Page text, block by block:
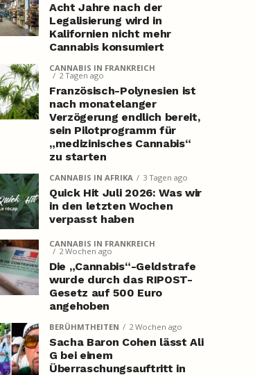
Acht Jahre nach der
Legalisierung wird in
Kalifornien nicht mehr
Cannabis konsumiert
CANNABIS IN FRANKREICH
2 Tagen ago
Französisch-Polynesien ist
nach monatelanger
Verzögerung endlich bereit,
sein Pilotprogramm für
„medizinisches Cannabis“
zu starten
CANNABIS IN AFRIKA 3 Tagen ago
Quick Hit Juli 2026: Was wir
in den letzten Wochen
verpasst haben
CANNABIS IN FRANKREICH
2 Wochen ago
Die „Cannabis“-Geldstrafe
wurde durch das RIPOST-
Gesetz auf 500 Euro
angehoben
BERÜHMTHEITEN 2 Wochen ago
Sacha Baron Cohen lässt Ali
G bei einem
Überraschungsauftritt in